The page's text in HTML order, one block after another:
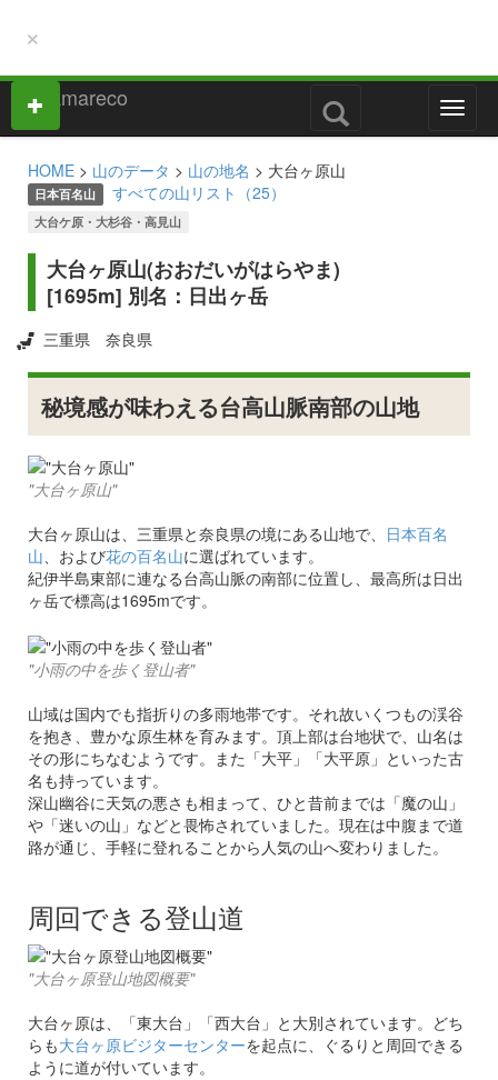
×
M
e
HOME > 山のデータ > 山の地名 > 大台ヶ原山
日本百名山 すべての山リスト（25）
大台ケ原・大杉谷・高見山
大台ヶ原山(おおだいがはらやま)
[1695m] 別名：日出ヶ岳
三重県 奈良県
秘境感が味わえる台高山脈南部の山地
"大台ヶ原山"
大台ヶ原山は、三重県と奈良県の境にある山地で、 日本百名
山 、および花の百名山に選ばれています。
紀伊半島東部に連なる台高山脈の南部に位置し、最高所は日出
ヶ岳で標高は1695mです。
"小雨の中を歩く登山者"
山域は国内でも指折りの多雨地帯です。それ故いくつもの渓谷
を抱き、豊かな原生林を育みます。頂上部は台地状で、山名は
その形にちなむようです。また「大平」「大平原」といった古
名も持っています。
深山幽谷に天気の悪さも相まって、ひと昔前までは「魔の山」
や「迷いの山」などと畏怖されていました。現在は中腹まで道
路が通じ、手軽に登れることから人気の山へ変わりました。
周回できる登山道
"大台ヶ原登山地図概要"
大台ヶ原は、「東大台」「西大台」と大別されています。どち
らも大台ヶ原ビジターセンターを起点に、ぐるりと周回できる
ように道が付いています。